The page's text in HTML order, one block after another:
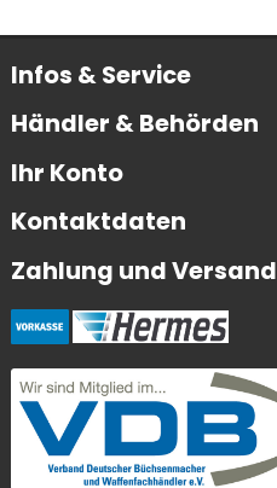
Infos & Service
Händler & Behörden
Ihr Konto
Kontaktdaten
Zahlung und Versand